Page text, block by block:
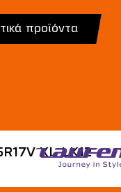
προϊόντα
XL LK12